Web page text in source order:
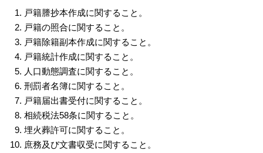
戸籍謄抄本作成に関すること。
戸籍の照合に関すること。
戸籍除籍副本作成に関すること。
戸籍統計作成に関すること。
人口動態調査に関すること。
刑罰者名簿に関すること。
戸籍届出書受付に関すること。
相続税法58条に関すること。
埋火葬許可に関すること。
庶務及び文書収受に関すること。